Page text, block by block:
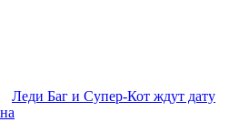
Леди Баг и Супер-Кот ждут дату